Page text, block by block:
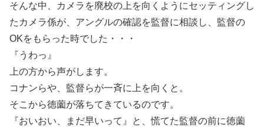
そんな中、カメラを廃校の上を向くようにセッティングし
たカメラ係が、アングルの確認を監督に相談し、監督の
OKをもらった時でした・・・
『うわっ』
上の方から声がします。
コナンらや、監督らが一斉に上を向くと。
そこから徳薗が落ちてきているのです。
『おいおい、まだ早いって』と、慌てた監督の前に徳薗